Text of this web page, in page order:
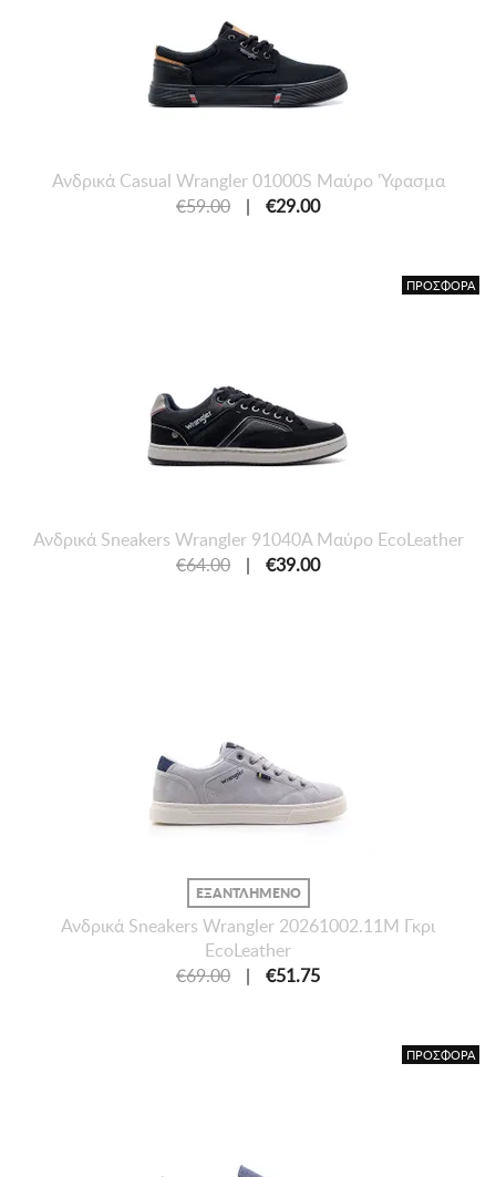
Ανδρικά Casual Wrangler 01000S Μαύρο 'Υφασμα
€59.00
| €29.00
ΠΡΟΣΦΟΡΑ
Ανδρικά Sneakers Wrangler 91040A Μαύρο EcoLeather
€64.00
| €39.00
ΕΞΑΝΤΛΗΜΕΝΟ
Ανδρικά Sneakers Wrangler 20261002.11M Γκρι
EcoLeather
€69.00
| €51.75
ΠΡΟΣΦΟΡΑ